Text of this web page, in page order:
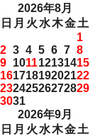
2026年8月
日 月 火 水木金土
1
2 3 4 5 6 7 8
9 101112131415
16171819202122
23242526272829
3031
2026年9月
日 月 火 水木金土